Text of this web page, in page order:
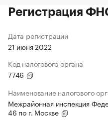
Регистрация
Дата регистрации
21 июня 2022
Код налогового органа
7746
Наименование налогового
Межрайонная инспекция
46 по г. Москве